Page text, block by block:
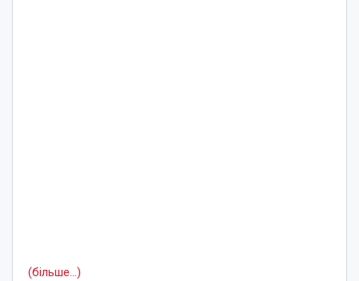
(більше…)